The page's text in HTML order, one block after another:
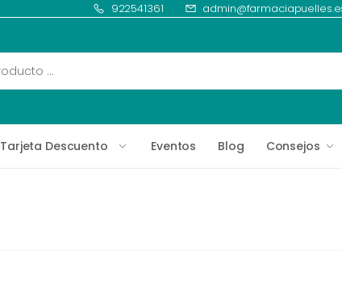
922541361
Tarjeta Descuento Eventos Blog Consejos